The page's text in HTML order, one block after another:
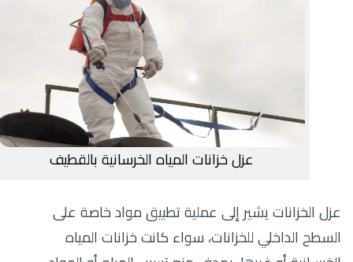
عزل خزانات المياه الخرسانية بالقطيف
عزل الخزانات يشير إلى عملية تطبيق مواد خاصة على
السطح الداخلي للخزانات، سواء كانت خزانات المياه